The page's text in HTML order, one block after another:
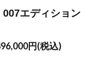
エディション
円(税込)